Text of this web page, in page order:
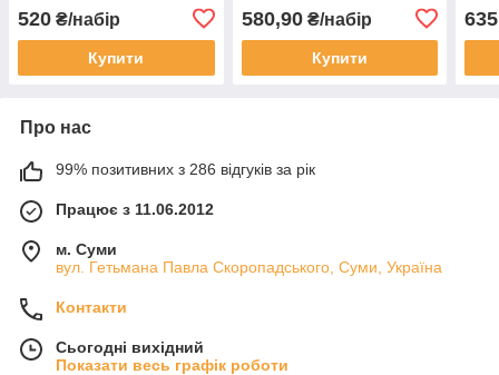
520 ₴/набір
Купити
580,90₴/набір
Купити
635
Про нас
99% позитивних з 286 відгуків за рік
Працює з 11.06.2012
м. Суми
вул. Гетьмана Павла Скоропадського, Суми, Україна
Контакти
Сьогодні вихідний
Показати весь графік роботи